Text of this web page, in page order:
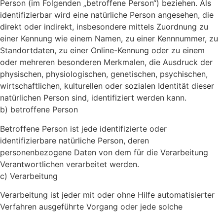
Person (im Folgenden „betroffene Person“) beziehen. Als
identifizierbar wird eine natürliche Person angesehen, die
direkt oder indirekt, insbesondere mittels Zuordnung zu
einer Kennung wie einem Namen, zu einer Kennnummer, zu
Standortdaten, zu einer Online-Kennung oder zu einem
oder mehreren besonderen Merkmalen, die Ausdruck der
physischen, physiologischen, genetischen, psychischen,
wirtschaftlichen, kulturellen oder sozialen Identität dieser
natürlichen Person sind, identifiziert werden kann.
b) betroffene Person
Betroffene Person ist jede identifizierte oder
identifizierbare natürliche Person, deren
personenbezogene Daten von dem für die Verarbeitung
Verantwortlichen verarbeitet werden.
c) Verarbeitung
Verarbeitung ist jeder mit oder ohne Hilfe automatisierter
Verfahren ausgeführte Vorgang oder jede solche